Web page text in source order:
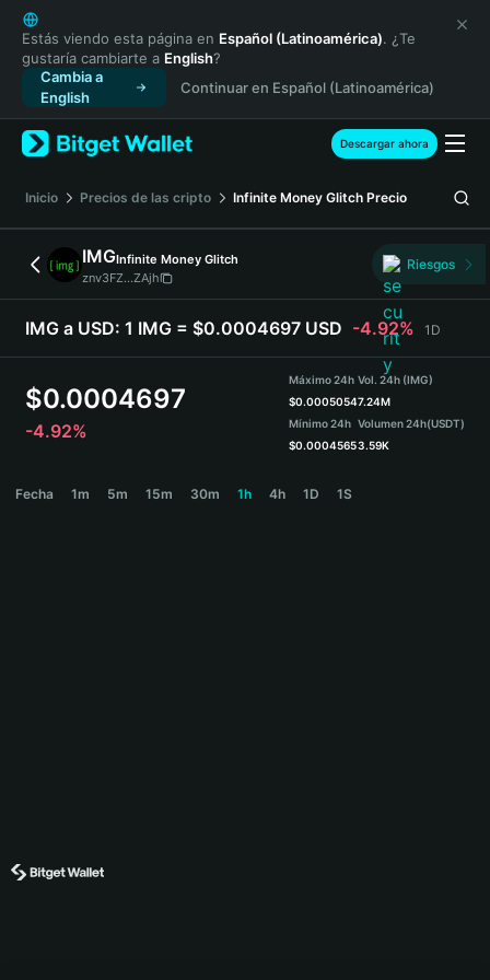
English
日本語
Tiếng Việt
Русский
Español (Latinoamérica)
Türkçe
Français
Deutsch
繁體中文
Português (Portugal)
Bahasa Indonesia
ภาษาไทย
Español
Español (Argentina)
Estás viendo esta página en Español (Latinoamérica). ¿Te
gustaría cambiarte a English?
Cambia a
English
Continuar en Español (Latinoamérica)
Descargar ahora
Inicio Precios de las cripto Infinite Money Glitch Precio
IMGInfinite Money Glitch
znv3FZ...ZAjh
Riesgos
IMG a USD: 1 IMG = $0.0004697 USD -4.92% 1D
$0.0004697
-4.92%
Máximo 24h
$0.0005054
Mínimo 24h
$0.0004565
Vol. 24h (IMG)
7.24M
Volumen 24h(USDT)
3.59K
Fecha 1m 5m 15m 30m 1h 4h 1D 1S